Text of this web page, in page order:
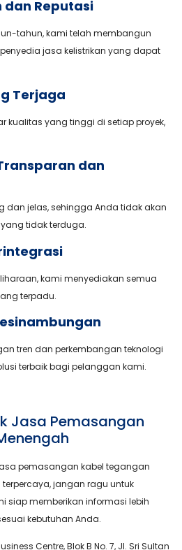
dan Reputasi
tahun, kami telah membangun
jasa kelistrikan yang dapat
Terjaga
kualitas yang tinggi di setiap proyek,
dan
dan jelas, sehingga Anda tidak akan
tidak terduga.
kami menyediakan semua
terpadu.
tren dan perkembangan teknologi
terbaik bagi pelanggan kami.
Jasa Pemasangan
pemasangan kabel tegangan
jangan ragu untuk
siap memberikan informasi lebih
kebutuhan Anda.
Centre, Blok B No. 7, Jl. Sri Sultan